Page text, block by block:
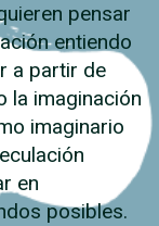
pensar
entiendo
a partir de
la imaginación
imaginario
en
posibles.